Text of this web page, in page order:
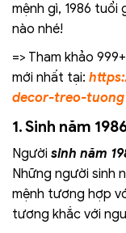
mệnh gì, 1986 tuổi
nào nhé!
=> Tham khảo 999+
mới nhất tại:
decor-treo-tuong
1. Sinh năm
Người sinh năm
Những người sinh
mệnh tương hợp
tương khắc với